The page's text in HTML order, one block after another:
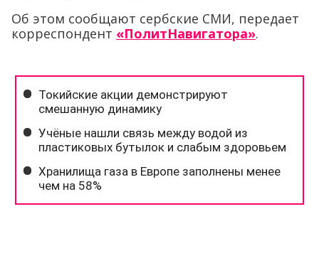
Об этом сообщают сербские СМИ, передает
корреспондент «ПолитНавигатора».